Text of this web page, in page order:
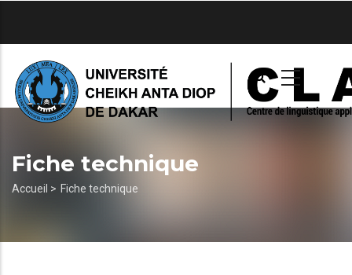
principal
Fiche technique
Fil
Accueil > Fiche technique